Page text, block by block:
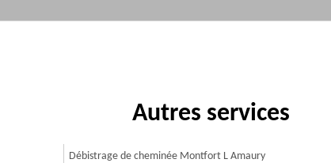
Autres services
Débistrage de cheminée Montfort L Amaury